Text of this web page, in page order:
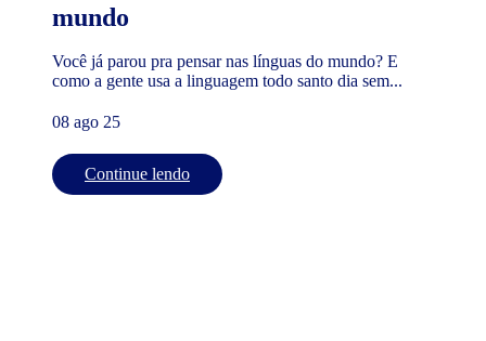
mundo
Você já parou pra pensar nas línguas do mundo? E
como a gente usa a linguagem todo santo dia sem...
08 ago 25
Continue lendo